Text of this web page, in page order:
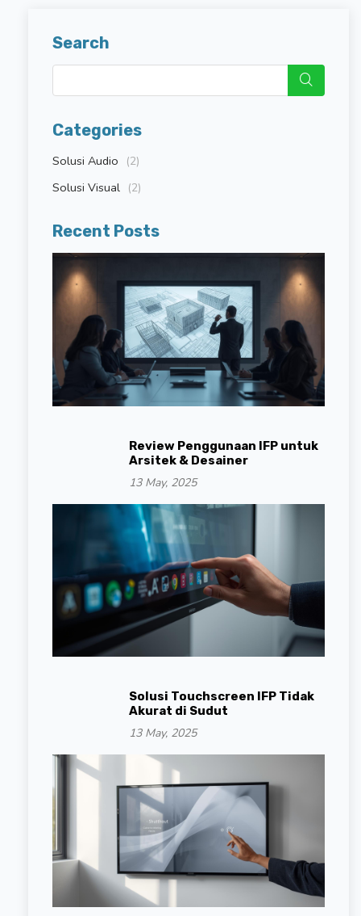
Search
Categories
Solusi Audio (2)
Solusi Visual (2)
Recent Posts
Review Penggunaan IFP untuk
Arsitek & Desainer
13 May, 2025
Solusi Touchscreen IFP Tidak
Akurat di Sudut
13 May, 2025